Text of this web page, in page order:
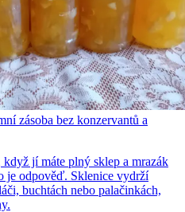
zásoba bez konzervantů a
jí máte plný sklep a mrazák
je odpověď. Sklenice vydrží
buchtách nebo palačinkách,